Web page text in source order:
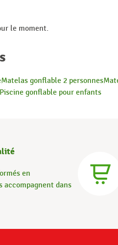
le moment.
Matelas gonflable 2 personnes
Piscine gonflable pour enfants
en
accompagnent dans